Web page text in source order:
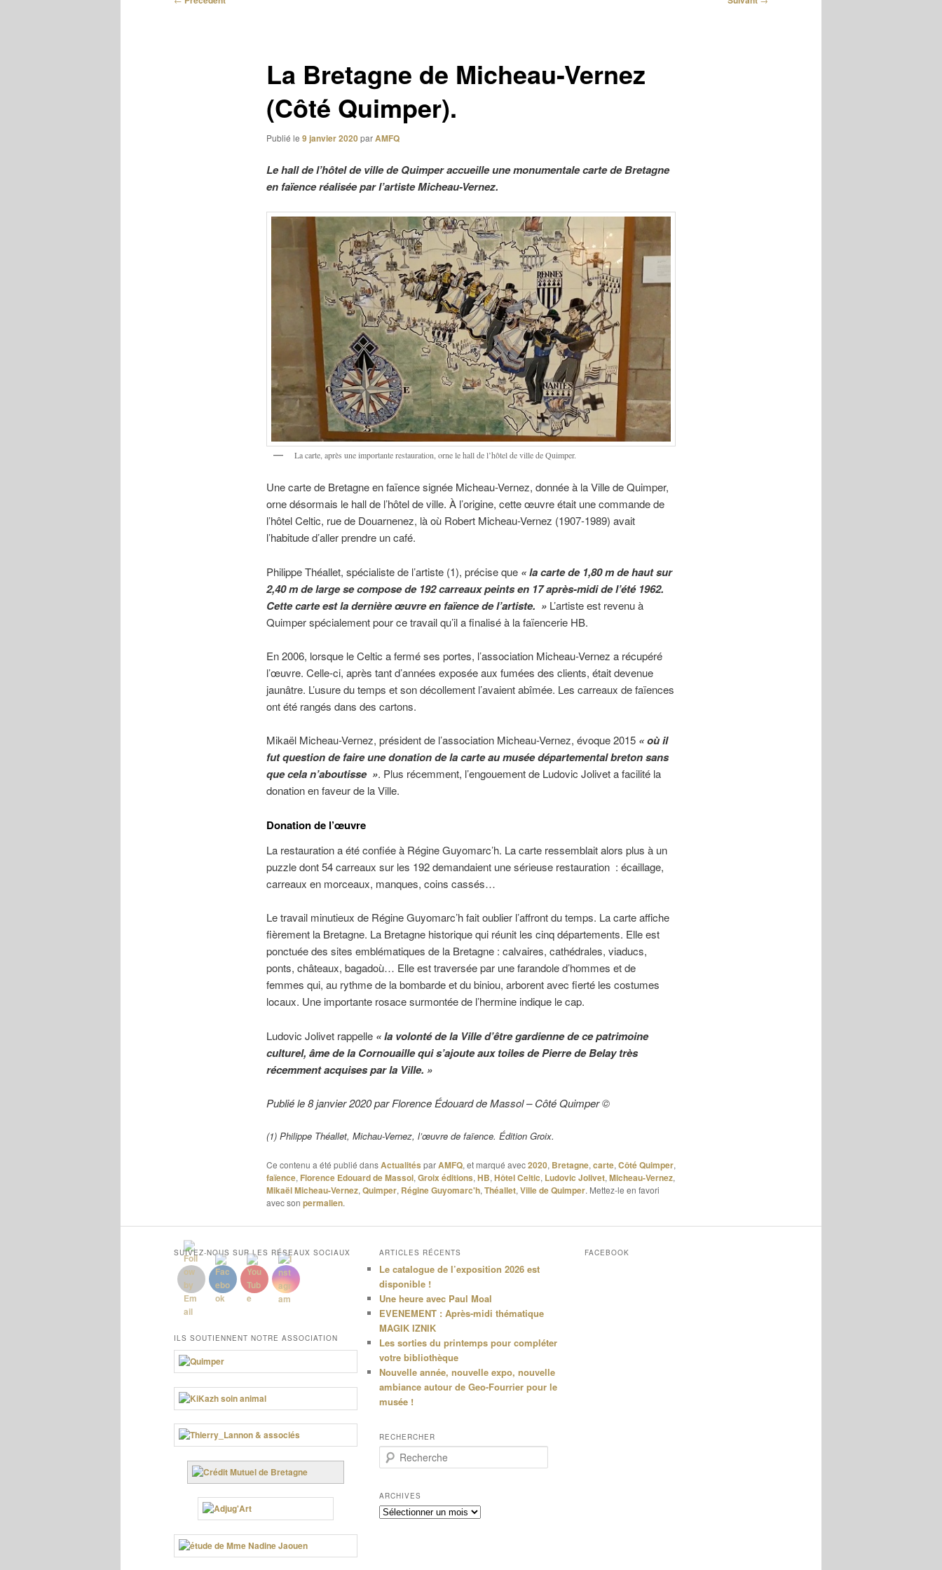
La Bretagne de Micheau-Vernez
(Côté Quimper).
Publié le 9 janvier 2020parAMFQ
Le hall de l’hôtel de ville de Quimper accueille une monumentale carte de Bretagne
en faïence réalisée par l’artiste Micheau-Vernez.
La carte, après une importante restauration, orne le hall de l’hôtel de ville de Quimper.
Une carte de Bretagne en faïence signée Micheau-Vernez, donnée à la Ville de Quimper,
orne désormais le hall de l’hôtel de ville. À l’origine, cette œuvre était une commande de
l’hôtel Celtic, rue de Douarnenez, là où Robert Micheau-Vernez (1907-1989) avait
l’habitude d’aller prendre un café.
Philippe Théallet, spécialiste de l’artiste (1), précise que « la carte de 1,80 m de haut sur
2,40 m de large se compose de 192 carreaux peints en 17 après-midi de l’été 1962.
Cette carte est la dernière œuvre en faïence de l’artiste. »L’artiste est revenu à
Quimper spécialement pour ce travail qu’il a finalisé à la faïencerie HB.
En 2006, lorsque le Celtic a fermé ses portes, l’association Micheau-Vernez a récupéré
l’œuvre. Celle-ci, après tant d’années exposée aux fumées des clients, était devenue
jaunâtre. L’usure du temps et son décollement l’avaient abîmée. Les carreaux de faïences
ont été rangés dans des cartons.
Mikaël Micheau-Vernez, président de l’association Micheau-Vernez, évoque 2015 « où il
fut question de faire une donation de la carte au musée départemental breton sans
que cela n’aboutisse ». Plus récemment, l’engouement de Ludovic Jolivet a facilité la
donation en faveur de la Ville.
Donation de l’œuvre
La restauration a été confiée à Régine Guyomarc’h. La carte ressemblait alors plus à un
puzzle dont 54 carreaux sur les 192 demandaient une sérieuse restauration : écaillage,
carreaux en morceaux, manques, coins cassés…
Le travail minutieux de Régine Guyomarc’h fait oublier l’affront du temps. La carte affiche
fièrement la Bretagne. La Bretagne historique qui réunit les cinq départements. Elle est
ponctuée des sites emblématiques de la Bretagne : calvaires, cathédrales, viaducs,
ponts, châteaux, bagadoù… Elle est traversée par une farandole d’hommes et de
femmes qui, au rythme de la bombarde et du biniou, arborent avec fierté les costumes
locaux. Une importante rosace surmontée de l’hermine indique le cap.
Ludovic Jolivet rappelle « la volonté de la Ville d’être gardienne de ce patrimoine
culturel, âme de la Cornouaille qui s’ajoute aux toiles de Pierre de Belay très
récemment acquises par la Ville. »
Publié le 8 janvier 2020 par Florence Édouard de Massol – Côté Quimper ©
(1) Philippe Théallet, Michau-Vernez, l’œuvre de faïence. Édition Groix.
Ce contenu a été publié dansActualités parAMFQ, et marqué avec2020, Bretagne, carte, Côté Quimper,
faïence, Florence Edouard de Massol, Groix éditions, HB, Hôtel Celtic, Ludovic Jolivet, Micheau-Vernez,
Mikaël Micheau-Vernez, Quimper, Régine Guyomarc'h, Théallet, Ville de Quimper. Mettez-le en favori
avec son permalien.
SUIVEZ-NOUS SUR LES RÉSEAUX SOCIAUX
ILS SOUTIENNENT NOTRE ASSOCIATION
ARTICLES RÉCENTS
Le catalogue de l’exposition 2026 est
disponible !
Une heure avec Paul Moal
EVENEMENT : Après-midi thématique
MAGIK IZNIK
Les sorties du printemps pour compléter
votre bibliothèque
Nouvelle année, nouvelle expo, nouvelle
ambiance autour de Geo-Fourrier pour le
musée !
RECHERCHER
e
h
e
r
ARCHIVES
Archives
FACEBOOK